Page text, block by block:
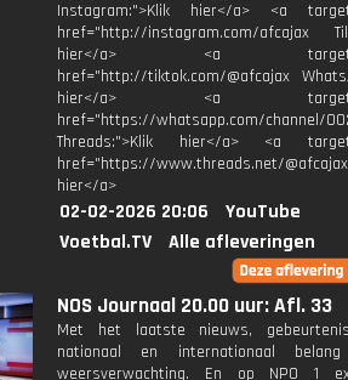
Instagram:">Klik hier</a> <a
href="http://instagram.com/afcajax
hier</a> <a
href="http://tiktok.com/@afcajax
hier</a> <a
href="https://whatsapp.com/channel/
Threads:">Klik hier</a> <a
href="https://www.threads.net/
hier</a>
02-02-2026 20:06
YouTube
Voetbal.TV
Alle afleveringen
NOS Journaal 20.00 uur: Afl. 33
Met het laatste nieuws,
nationaal en internationaal
weersverwachting. En op NPO 1